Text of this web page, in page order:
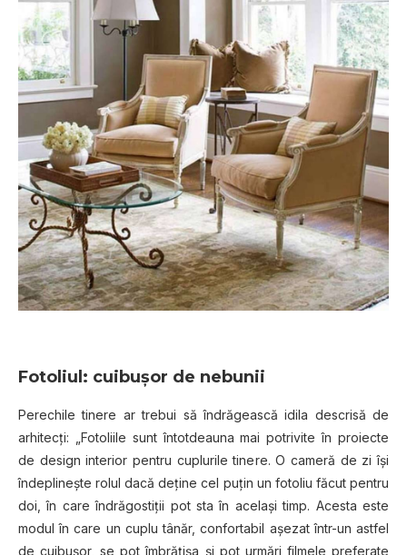
Fotoliul: cuibuşor de nebunii
Perechile tinere ar trebui să îndrăgească idila descrisă de
arhitecţi: „Fotoliile sunt întotdeauna mai potrivite în proiecte
de design interior pentru cuplurile tinere. O cameră de zi îşi
îndeplineşte rolul dacă deţine cel puţin un fotoliu făcut pentru
doi, în care îndrăgostiţii pot sta în acelaşi timp. Acesta este
modul în care un cuplu tânăr, confortabil aşezat într-un astfel
de cuibuşor, se pot îmbrăţişa şi pot urmări filmele preferate